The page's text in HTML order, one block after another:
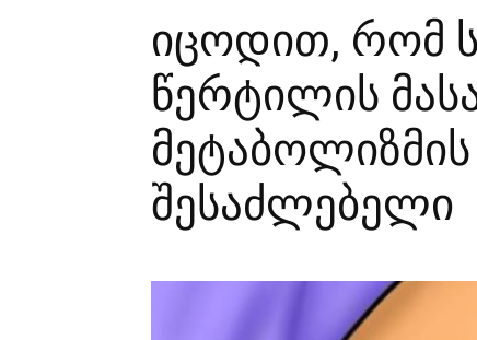
იცოდით, რომ
წერტილის
შესაძლებელი